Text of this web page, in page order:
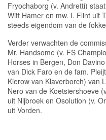
Fryochaborg (v. Andretti)
Witt Hamer en mw. I. Flint uit
steeds eigendom van de
Verder verwachten de
Mr. Handsome (v. FS
Horses in Bergen, Don
van Dick Faro en de fam.
Kierow van Klaverborch) van
Nero van de Koetsiershoeve
uit Nijbroek en Osolution (v.
uit Vorden.